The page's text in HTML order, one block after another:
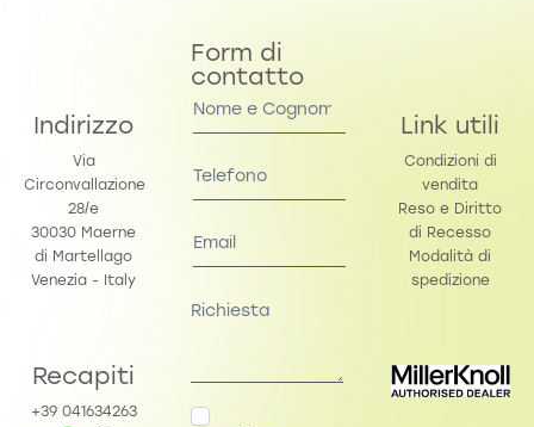
Indirizzo
Via
Circonvallazione
28/e
30030 Maerne
di Martellago
Venezia - Italy
Recapiti
+39 041634263
Form di
contatto
Contact
Link utili
Condizioni di
vendita
Reso e Diritto
di Recesso
Modalità di
spedizione